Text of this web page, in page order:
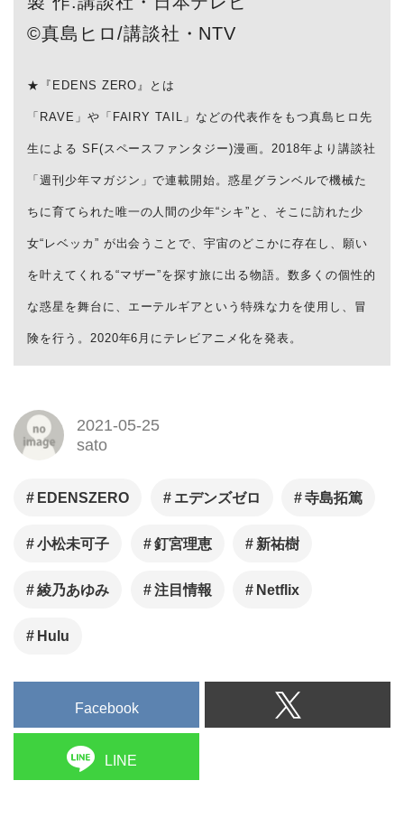
©真島ヒロ/講談社・NTV
★『EDENS ZERO』とは
「RAVE」や「FAIRY TAIL」などの代表作をもつ真島ヒロ先
生による SF(スペースファンタジー)漫画。2018年より講談社
「週刊少年マガジン」で連載開始。惑星グランベルで機械た
ちに育てられた唯一の人間の少年“シキ”と、そこに訪れた少
女“レベッカ” が出会うことで、宇宙のどこかに存在し、願い
を叶えてくれる“マザー”を探す旅に出る物語。数多くの個性的
な惑星を舞台に、エーテルギアという特殊な力を使用し、冒
険を行う。2020年6月にテレビアニメ化を発表。
2021-05-25
sato
EDENSZERO エデンズゼロ 寺島拓篤
小松未可子 釘宮理恵 新祐樹
綾乃あゆみ 注目情報 Netflix
Hulu
Facebook
LINE